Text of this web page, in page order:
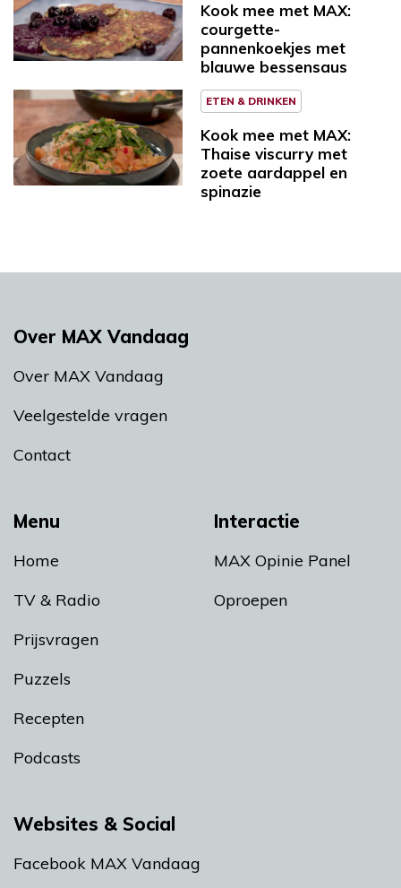
Kook mee met MAX:
courgette-
pannenkoekjes met
blauwe bessensaus
ETEN & DRINKEN
Kook mee met MAX:
Thaise viscurry met
zoete aardappel en
spinazie
Menu
Home
TV & Radio
Prijsvragen
Puzzels
Recepten
Podcasts
Interactie
MAX Opinie Panel
Oproepen
Over MAX Vandaag
Over MAX Vandaag
Veelgestelde vragen
Contact
Websites & Social
Facebook MAX Vandaag